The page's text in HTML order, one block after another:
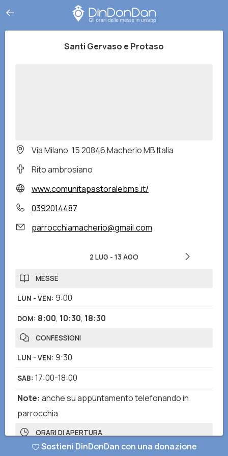
Santi Gervaso e Protaso
Via Milano, 15 20846 Macherio MB Italia
Rito ambrosiano
www.comunitapastoralebms.it/
0392014487
parrocchiamacherio@gmail.com
2 LUG - 13 AGO
MESSE
LUN - VEN: 9:00
DOM: 8:00, 10:30, 18:30
CONFESSIONI
LUN - VEN: 9:30
SAB: 17:00-18:00
Note: anche su appuntamento telefonando in
parrocchia
ORARI DI APERTURA
LUN - DOM: 7:30-19:00
Sostieni DinDonDan con una donazione